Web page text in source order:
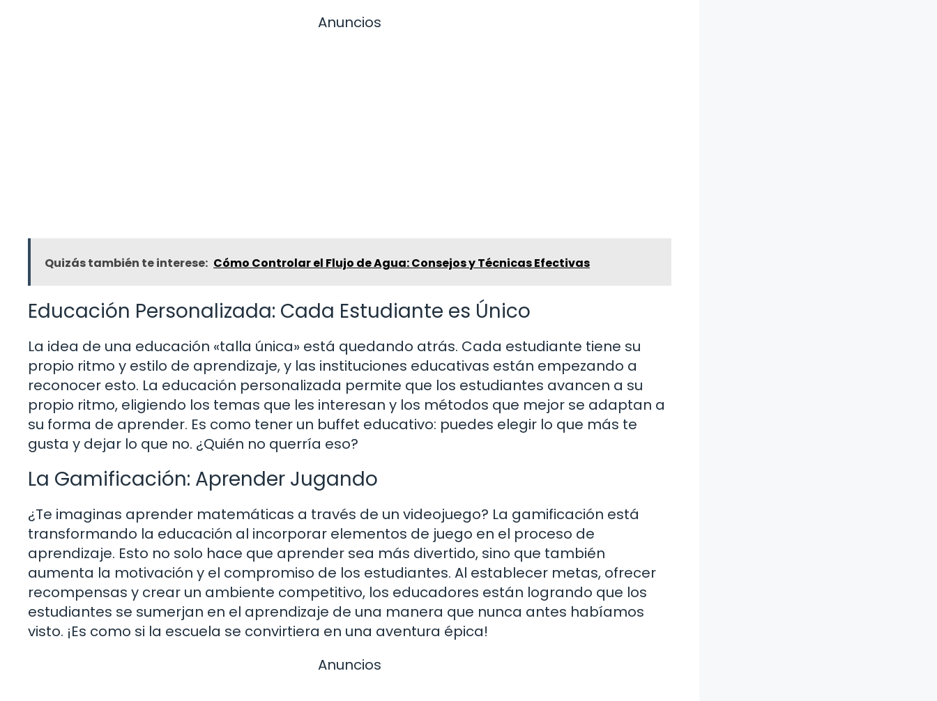
Anuncios
Quizás también te interese: Cómo Controlar el Flujo de Agua: Consejos y Técnicas Efectivas
Educación Personalizada: Cada Estudiante es Único
La idea de una educación «talla única» está quedando atrás. Cada estudiante tiene su
propio ritmo y estilo de aprendizaje, y las instituciones educativas están empezando a
reconocer esto. La educación personalizada permite que los estudiantes avancen a su
propio ritmo, eligiendo los temas que les interesan y los métodos que mejor se adaptan a
su forma de aprender. Es como tener un buffet educativo: puedes elegir lo que más te
gusta y dejar lo que no. ¿Quién no querría eso?
La Gamificación: Aprender Jugando
¿Te imaginas aprender matemáticas a través de un videojuego? La gamificación está
transformando la educación al incorporar elementos de juego en el proceso de
aprendizaje. Esto no solo hace que aprender sea más divertido, sino que también
aumenta la motivación y el compromiso de los estudiantes. Al establecer metas, ofrecer
recompensas y crear un ambiente competitivo, los educadores están logrando que los
estudiantes se sumerjan en el aprendizaje de una manera que nunca antes habíamos
visto. ¡Es como si la escuela se convirtiera en una aventura épica!
Anuncios